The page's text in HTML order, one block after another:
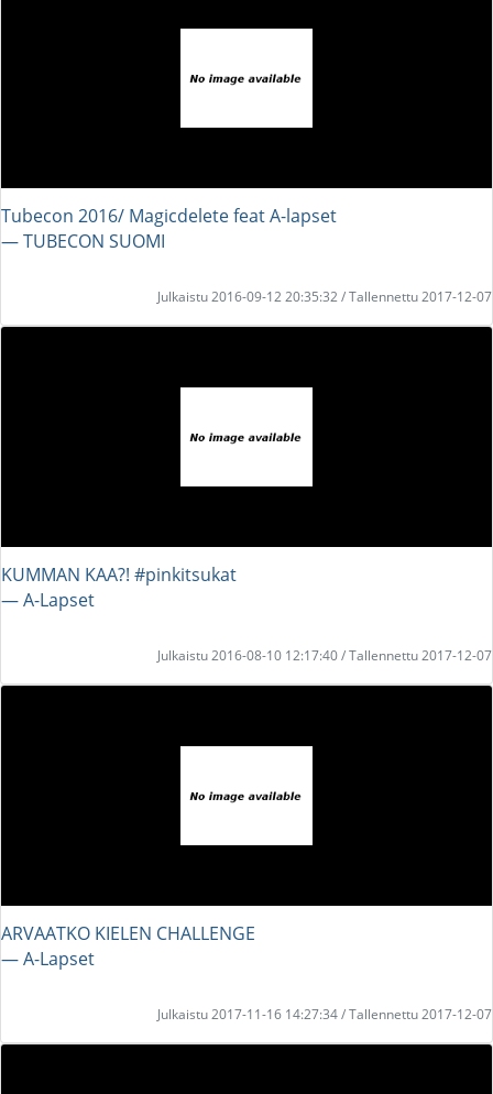
Tubecon 2016/ Magicdelete feat A-lapset
― TUBECON SUOMI
Julkaistu 2016-09-12 20:35:32 / Tallennettu 2017-12-07
KUMMAN KAA?! #pinkitsukat
― A-Lapset
Julkaistu 2016-08-10 12:17:40 / Tallennettu 2017-12-07
ARVAATKO KIELEN CHALLENGE
― A-Lapset
Julkaistu 2017-11-16 14:27:34 / Tallennettu 2017-12-07